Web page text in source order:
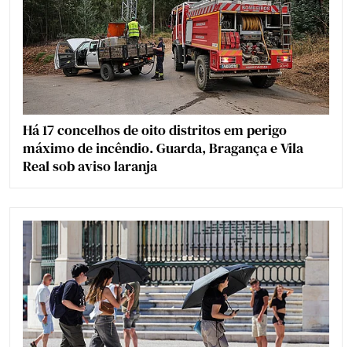
Há 17 concelhos de oito distritos em perigo
máximo de incêndio. Guarda, Bragança e Vila
Real sob aviso laranja